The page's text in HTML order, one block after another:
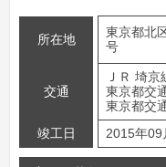
所在地
東京都北
号
交通
ＪＲ 埼京
東京都交
東京都交
竣工日
2015年09